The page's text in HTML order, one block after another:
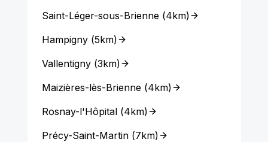
Saint-Léger-sous-Brienne(4km)
Hampigny(5km)
Vallentigny(3km)
Maizières-lès-Brienne(4km)
Rosnay-l'Hôpital(4km)
Précy-Saint-Martin(7km)